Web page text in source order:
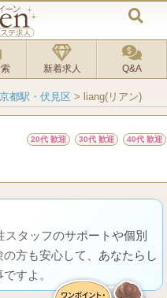
新着求人 Q&A
京都駅・伏見区 > liang(リアン)
20代 歓迎 30代 歓迎 40代 歓迎
タッフのサポートや個別
方も安心して、あなたらし
すよ。